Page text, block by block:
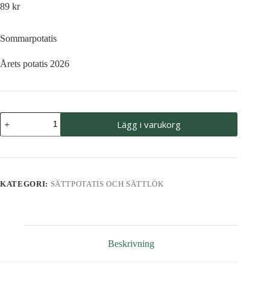
89 kr
Sommarpotatis
Årets potatis 2026
Sättpotatis
Queen
mängd
Lägg i varukorg
KATEGORI: SÄTTPOTATIS OCH SÄTTLÖK
Beskrivning